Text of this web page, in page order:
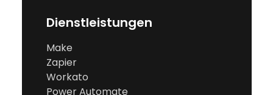
Dienstleistungen
Make
Zapier
Workato
Power Automate